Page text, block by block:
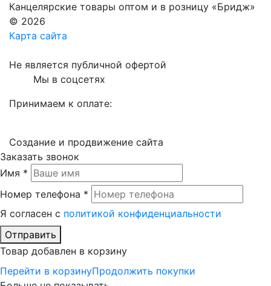
Канцелярские товары оптом и в розницу «Бридж»
© 2026
Карта сайта
Не является публичной офертой
Мы в соцсетях
Принимаем к оплате:
Создание и продвижение сайта
Заказать звонок
Имя *
Номер телефона *
Я согласен с политикой конфиденциальности
Отправить
Товар добавлен в корзину
Перейти в корзинуПродолжить покупки